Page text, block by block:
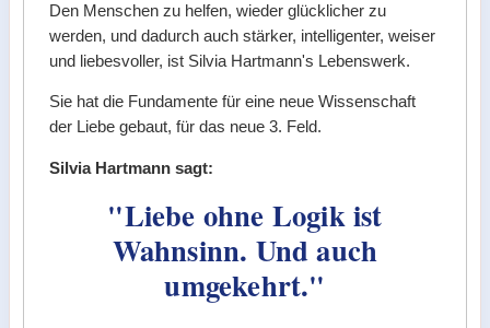
Den Menschen zu helfen, wieder glücklicher zu
werden, und dadurch auch stärker, intelligenter, weiser
und liebesvoller, ist Silvia Hartmann's Lebenswerk.
Sie hat die Fundamente für eine neue Wissenschaft
der Liebe gebaut, für das neue 3. Feld.
Silvia Hartmann sagt:
"Liebe ohne Logik ist
Wahnsinn. Und auch
umgekehrt."